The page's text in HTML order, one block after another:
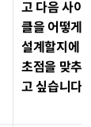
고 다음 사이
클을 어떻게
설계할지에
초점을 맞추
고 싶습니다